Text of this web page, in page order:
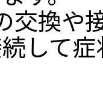
交換や
して